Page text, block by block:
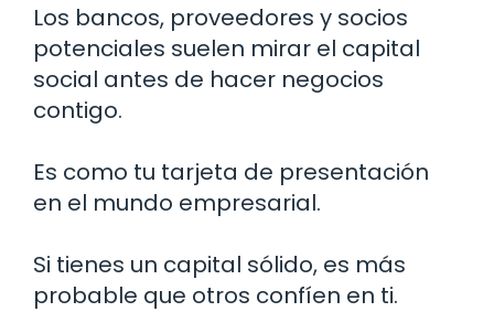
Los bancos, proveedores y socios
potenciales suelen mirar el capital
social antes de hacer negocios
contigo.
Es como tu tarjeta de presentación
en el mundo empresarial.
Si tienes un capital sólido, es más
probable que otros confíen en ti.